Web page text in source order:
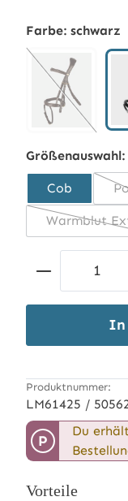
Farbe: schwarz
Größenauswahl:
Cob
Warmblut
Produkt
In
Produktnummer:
LM61425 /
P
Du
Vorteile